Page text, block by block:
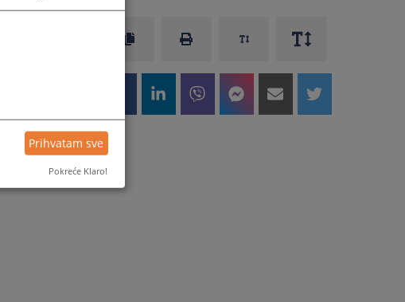
Prihvatam sve
Pokreće Klaro!